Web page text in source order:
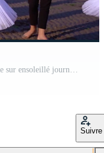
ballerines avec Jeune gars Danse sur plage sur ensoleillé journée Vidéo Pro
Suivre